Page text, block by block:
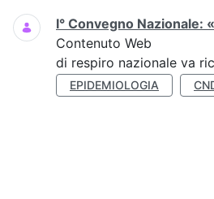
Ricerca
I° Convegno Nazionale:
Contenuto Web
di respiro nazionale va
EPIDEMIOLOGIA